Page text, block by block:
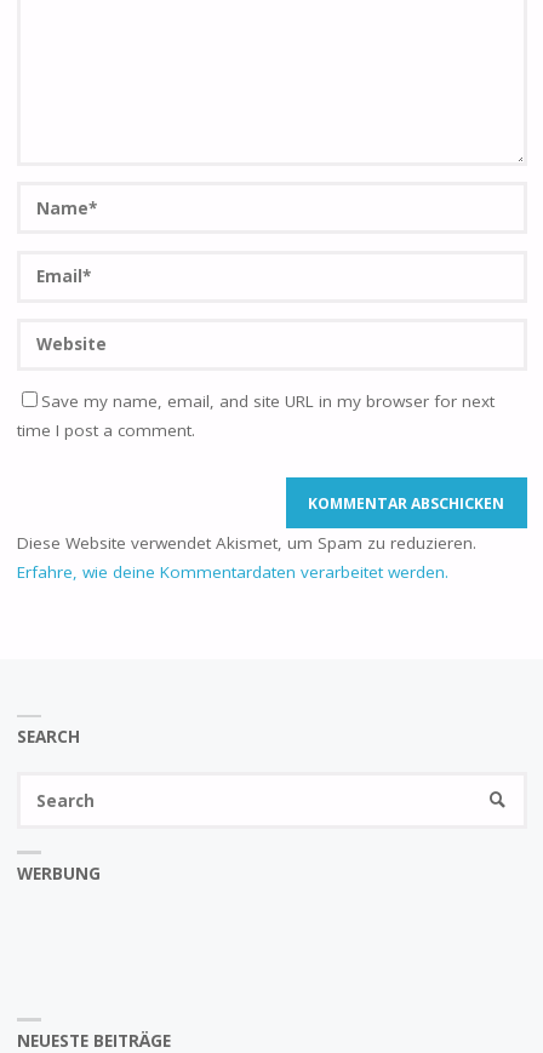
Save my name, email, and site URL in my browser for next
time I post a comment.
Diese Website verwendet Akismet, um Spam zu reduzieren.
Erfahre, wie deine Kommentardaten verarbeitet werden.
SEARCH
WERBUNG
NEUESTE BEITRÄGE